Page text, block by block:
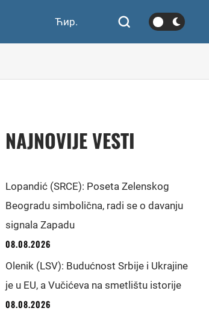
Ћир.
NAJNOVIJE VESTI
Lopandić (SRCE): Poseta Zelenskog
Beogradu simbolična, radi se o davanju
signala Zapadu
08.08.2026
Olenik (LSV): Budućnost Srbije i Ukrajine
je u EU, a Vučićeva na smetlištu istorije
08.08.2026